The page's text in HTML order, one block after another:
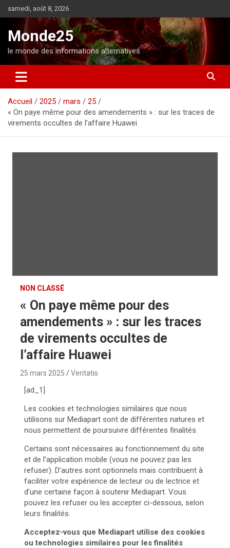
l
o
n
samedi, août 8, 2026
Monde25
le monde des informations alternatives
Accueil 2025 mars
25
« On paye même pour des amendements » : sur les traces de
virements occultes de l’affaire Huawei
NON CLASSÉ
« On paye même pour des
amendements » : sur les traces
de virements occultes de
l’affaire Huawei
25 mars 2025 Veritatis
[ad_1]
Les cookies et technologies similaires que nous
utilisons sur Mediapart sont de différentes natures et
nous permettent de poursuivre différentes finalités.
Certains sont nécessaires au fonctionnement du site
et de l’application mobile (vous ne pouvez pas les
refuser). D’autres sont optionnels mais contribuent à
faciliter votre expérience de lecteur ou de lectrice et
d’une certaine façon à soutenir Mediapart. Vous
pouvez les refuser ou les accepter ci-dessous, selon
leurs finalités.
Acceptez-vous que Mediapart utilise des cookies
ou technologies similaires pour les finalités